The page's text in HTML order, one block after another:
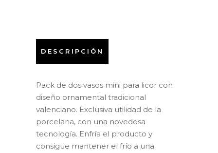
DESCRIPCIÓN
Pack de dos vasos mini para licor con
diseño ornamental tradicional
valenciano. Exclusiva utilidad de la
porcelana, con una novedosa
tecnología. Enfría el producto y
consigue mantener el frío a una